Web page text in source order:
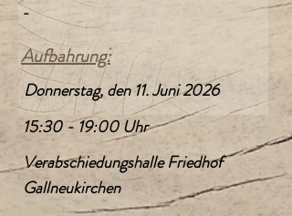
-
Aufbahrung:
Donnerstag, den 11. Juni 2026
15:30 - 19:00 Uhr
Verabschiedungshalle Friedhof
Gallneukirchen